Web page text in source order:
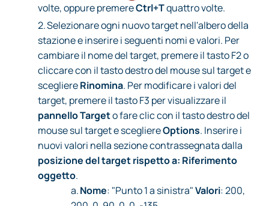
volte, oppure premereCtrl+Tquattro volte.
2.Selezionare ogni nuovo target nell'albero della
stazione e inserire i seguenti nomi e valori. Per
cambiare il nome del target, premere il tasto F2 o
cliccare con il tasto destro del mouse sul target e
scegliereRinomina. Per modificare i valori del
target, premere il tasto F3 per visualizzare il
pannello Targeto fare clic con il tasto destro del
mouse sul target e scegliereOptions. Inserire i
nuovi valori nella sezione contrassegnata dalla
posizione del target rispetto a: Riferimento
oggetto.
a.Nome: "Punto 1 a sinistra"Valori: 200,